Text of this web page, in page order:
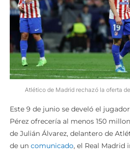
Atlético de Madrid rechazó la oferta
Este 9 de junio se develó el
Pérez ofrecería al menos 150
de Julián Álvarez, delantero de
de un comunicado, el Real Madrid